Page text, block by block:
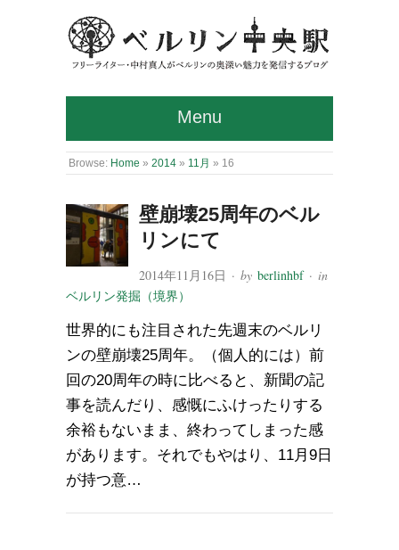
Menu
Browse: Home » 2014 » 11月 » 16
壁崩壊25周年のベル
リンにて
2014年11月16日 · byberlinhbf· in
ベルリン発掘（境界）
世界的にも注目された先週末のベルリ
ンの壁崩壊25周年。（個人的には）前
回の20周年の時に比べると、新聞の記
事を読んだり、感慨にふけったりする
余裕もないまま、終わってしまった感
があります。それでもやはり、11月9日
が持つ意…